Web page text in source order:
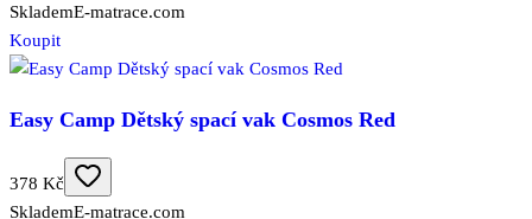
SklademE-matrace.com
Koupit
Easy Camp Dětský spací vak Cosmos Red
378 Kč
SklademE-matrace.com